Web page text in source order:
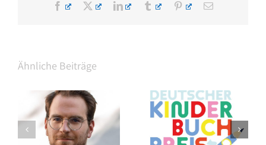
Facebook
X LinkedInTumblr PinterestE-
Ähnliche Beiträge
Shortlist des Deutschen
Thalia eröffnet am
Grazer Hauptplatz auf 3